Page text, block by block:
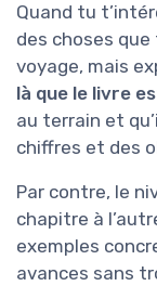
Quand tu
des choses
voyage, mais
là que le livre
au terrain et
chiffres et des
Par contre, le
chapitre à
exemples
avances sans